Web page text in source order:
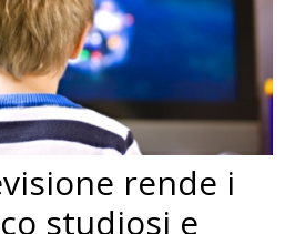
rende i
studiosi e